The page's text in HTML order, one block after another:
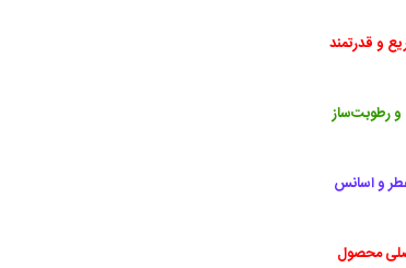
و قدرتمند
رطوبت‌ساز
و اسانس
محصول